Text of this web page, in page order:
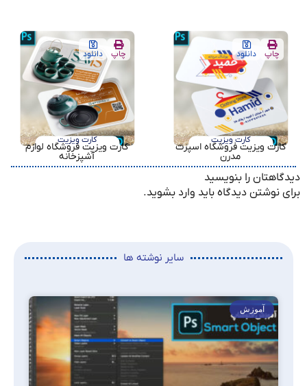
چاپ دانلود
کارت ویزیت
کارت ویزیت فروشگاه اسپرت
مدرن
چاپ دانلود
کارت ویزیت
کارت ویزیت فروشگاه لوازم
آشپزخانه
دیدگاهتان را بنویسید
برای نوشتن دیدگاه باید وارد بشوید.
سایر نوشته ها
آموزش